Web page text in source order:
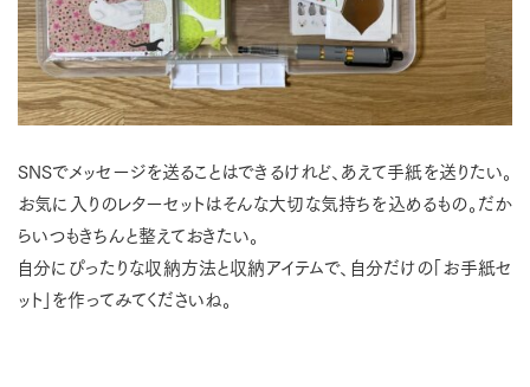
SNSでメッセージを送ることはできるけれど、あえて手紙を送りたい。
お気に入りのレターセットはそんな大切な気持ちを込めるもの。だか
らいつもきちんと整えておきたい。
自分にぴったりな収納方法と収納アイテムで、自分だけの「お手紙セ
ット」を作ってみてくださいね。